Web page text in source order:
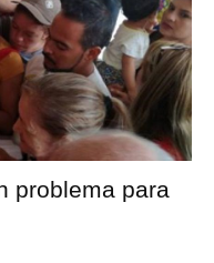
problema para